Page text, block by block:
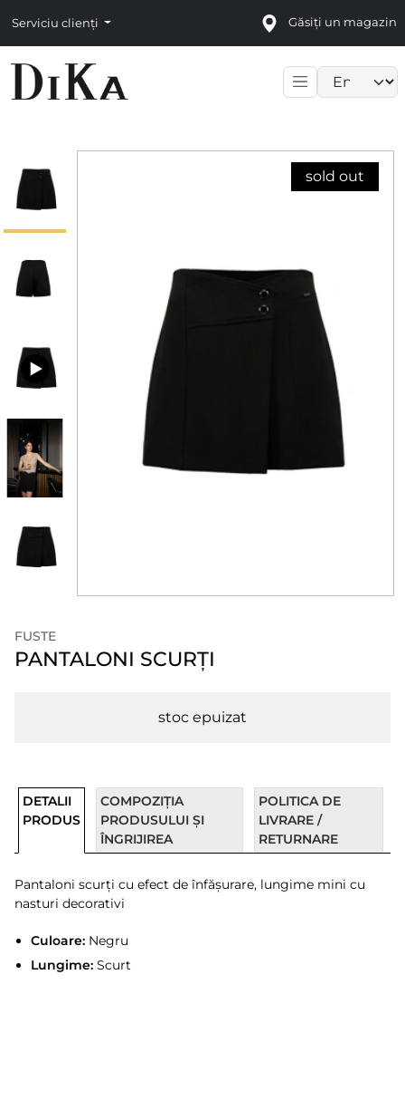
Serviciu clienți Găsiți un magazin
sold out
FUSTE
PANTALONI SCURȚI
stoc epuizat
DETALII
PRODUS
COMPOZIȚIA
PRODUSULUI ȘI
ÎNGRIJIREA
POLITICA DE
LIVRARE /
RETURNARE
Pantaloni scurți cu efect de înfășurare, lungime mini cu
nasturi decorativi
Culoare:Negru
Lungime:Scurt